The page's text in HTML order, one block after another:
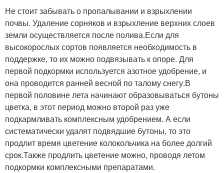
Не стоит забывать о пропалывании и взрыхлении
почвы. Удаление сорняков и взрыхление верхних слоев
земли осуществляется после полива.Если для
высокорослых сортов появляется необходимость в
поддержке, то их можно подвязывать к опоре. Для
первой подкормки используется азотное удобрение, и
она проводится ранней весной по талому снегу.В
первой половине лета начинают образовываться бутоны
цветка, в этот период можно второй раз уже
подкармливать комплексным удобрением. А если
систематически удалят подвядшие бутоны, то это
продлит время цветение колокольчика на более долгий
срок.Также продлить цветение можно, проводя летом
подкормки комплексными препаратами.